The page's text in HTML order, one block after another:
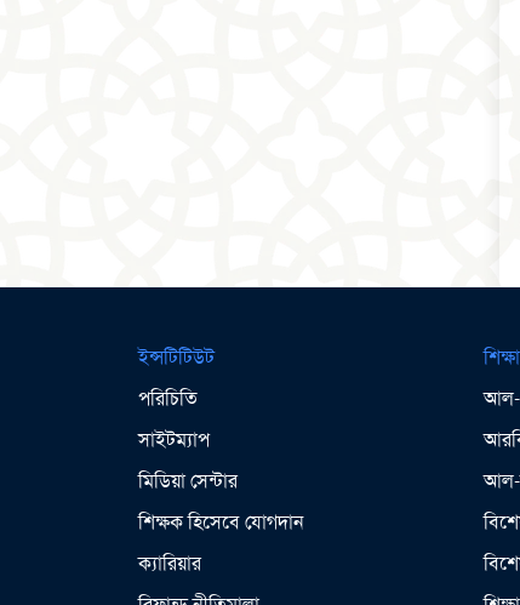
ইন্সটিটিউট
পরিচিতি
সাইটম্যাপ
মিডিয়া সেন্টার
শিক্ষক হিসেবে যোগদান
ক্যারিয়ার
আল-
আল-